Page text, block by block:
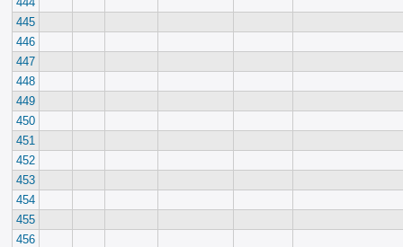
445
446
447
448
449
450
451
452
453
454
455
456